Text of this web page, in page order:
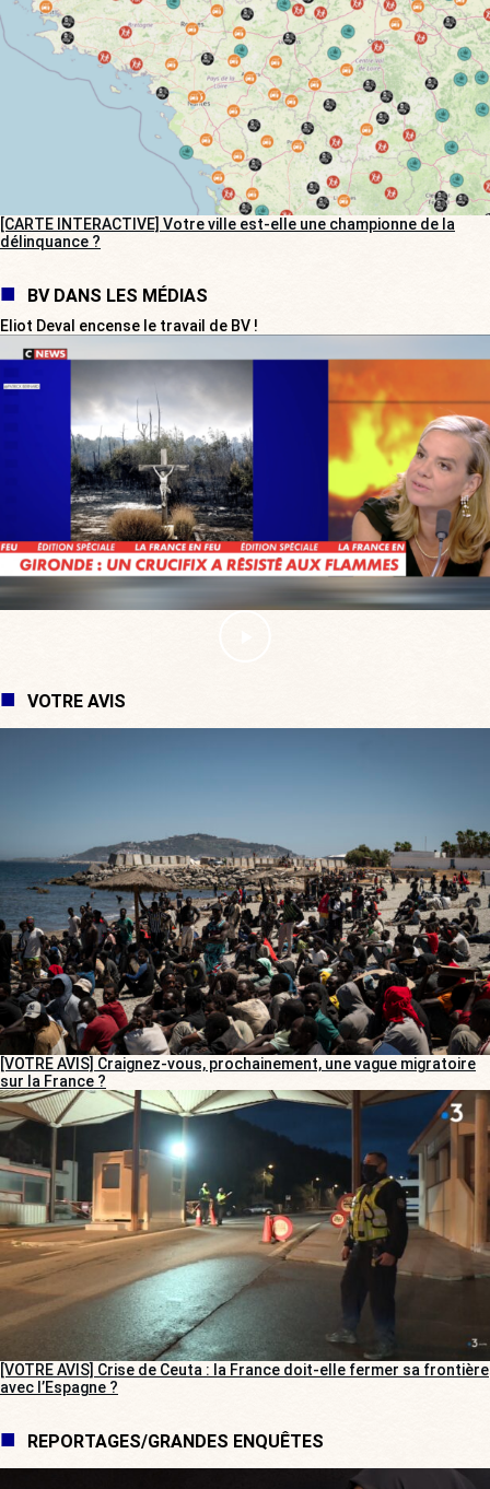
[CARTE INTERACTIVE] Votre ville est-elle une championne de la
délinquance ?
BV DANS LES MÉDIAS
Eliot Deval encense le travail de BV !
VOTRE AVIS
[VOTRE AVIS] Craignez-vous, prochainement, une vague migratoire
sur la France ?
[VOTRE AVIS] Crise de Ceuta : la France doit-elle fermer sa frontière
avec l’Espagne ?
REPORTAGES/GRANDES ENQUÊTES